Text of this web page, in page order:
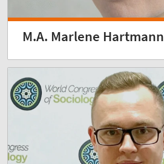
M.A. Marlene Hartmann